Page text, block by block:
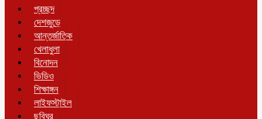
প্রচ্ছদ
দেশজুড়ে
আন্তর্জাতিক
খেলাধুলা
বিনোদন
ভিডিও
শিক্ষাঙ্গন
লাইফস্টাইল
ছবিঘর